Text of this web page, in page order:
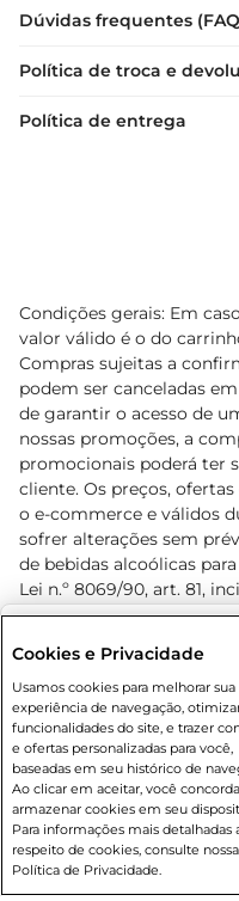
Rio de Janeiro (RJ)
Caso queira comprar
suas compras:
Entrega em casa
Dúvidas frequentes
Política de troca e
Política de entrega
Condições gerais: Em
valor válido é o do
Compras sujeitas a
podem ser canceladas
de garantir o acesso de
nossas promoções, a
promocionais poderá ter
cliente. Os preços,
o e-commerce e válidos
sofrer alterações sem
de bebidas alcoólicas
Lei n.º 8069/90, art. 81,
Adolescente). Preços e
prévio. O valor mínimo
80,00.
© 2026
Cookies e Privacidade
Usamos cookies para melhorar sua
experiência de navegação,
funcionalidades do site, e trazer
e ofertas personalizadas para você,
baseadas em seu histórico de
Ao clicar em aceitar, você
armazenar cookies em seu
Para informações mais detalhadas
respeito de cookies, consulte nossa
Política de Privacidade.